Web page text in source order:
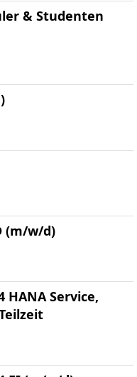
& Studenten
(m/w/d)
HANA Service,